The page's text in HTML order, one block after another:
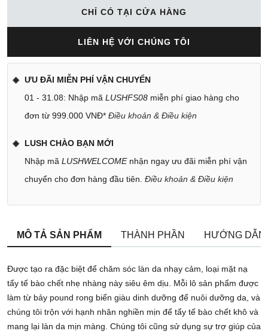
CHỈ CÓ TẠI CỬA HÀNG
LIÊN HỆ VỚI CHÚNG TÔI
ƯU ĐÃI MIỄN PHÍ VẬN CHUYỂN
01 - 31.08: Nhập mã LUSHFS08 miễn phí giao hàng cho
đơn từ 999.000 VNĐ* Điều khoản & Điều kiện
LUSH CHÀO BẠN MỚI
Nhập mã LUSHWELCOMEnhận ngay ưu đãi miễn phí vận
chuyển cho đơn hàng đầu tiên. Điều khoản & Điều kiện
MÔ TẢ SẢN PHẨM THÀNH PHẦN HƯỚNG
Được tạo ra đặc biệt để chăm sóc làn da nhạy cảm, loại mặt nạ
tẩy tế bào chết nhẹ nhàng này siêu êm dịu. Mỗi lô sản phẩm được
làm từ bảy pound rong biển giàu dinh dưỡng để nuôi dưỡng da, và
chúng tôi trộn với hạnh nhân nghiền mịn để tẩy tế bào chết khô và
mang lại làn da mịn màng. Chúng tôi cũng sử dụng sự trợ giúp của